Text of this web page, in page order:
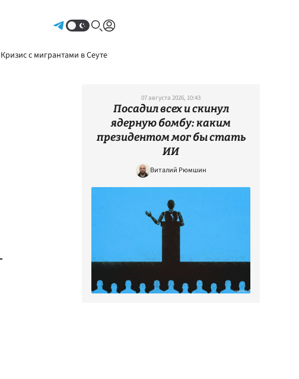
Кризис с мигрантами в Сеуте
07 августа 2026, 10:43
Посадил всех и скинул
ядерную бомбу: каким
президентом мог бы стать
ИИ
Виталий Рюмшин